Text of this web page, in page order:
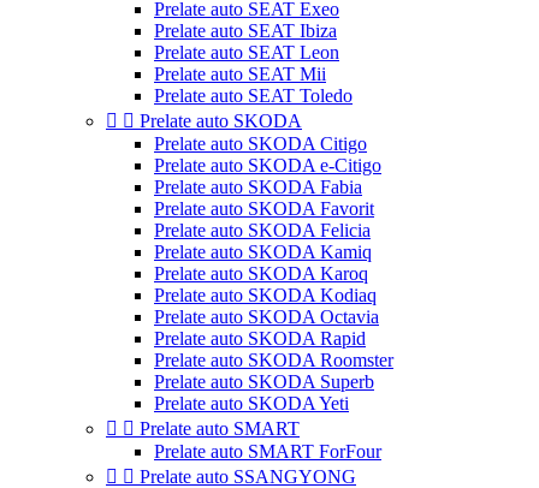
Prelate auto SEAT Exeo
Prelate auto SEAT Ibiza
Prelate auto SEAT Leon
Prelate auto SEAT Mii
Prelate auto SEAT Toledo
  Prelate auto SKODA
Prelate auto SKODA Citigo
Prelate auto SKODA e-Citigo
Prelate auto SKODA Fabia
Prelate auto SKODA Favorit
Prelate auto SKODA Felicia
Prelate auto SKODA Kamiq
Prelate auto SKODA Karoq
Prelate auto SKODA Kodiaq
Prelate auto SKODA Octavia
Prelate auto SKODA Rapid
Prelate auto SKODA Roomster
Prelate auto SKODA Superb
Prelate auto SKODA Yeti
  Prelate auto SMART
Prelate auto SMART ForFour
  Prelate auto SSANGYONG